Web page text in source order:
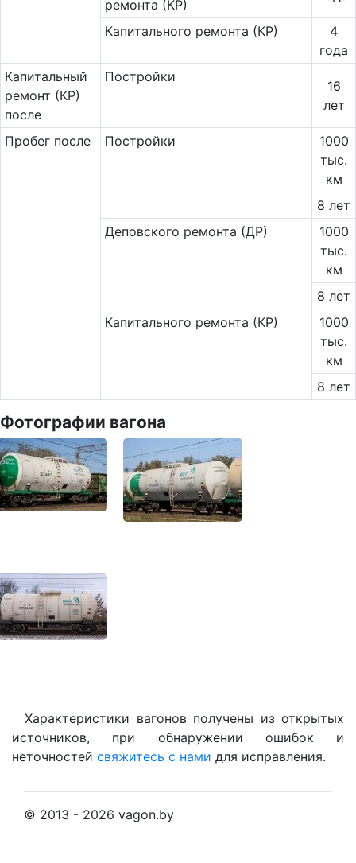
ремонта (КР)
Капитального ремонта (КР)
4
года
Ка­пи­таль­ный
ремонт (КР)
после
Постройки
16
лет
Пробег после Постройки
1000
тыс.
км
8 лет
Деповского ремонта (ДР)
1000
тыс.
км
8 лет
Капитального ремонта (КР)
1000
тыс.
км
8 лет
Фотографии вагона
Характеристики вагонов получены из открытых
источников, при обнаружении ошибок и
неточностей свяжитесь с нами для исправления.
© 2013 - 2026 vagon.by